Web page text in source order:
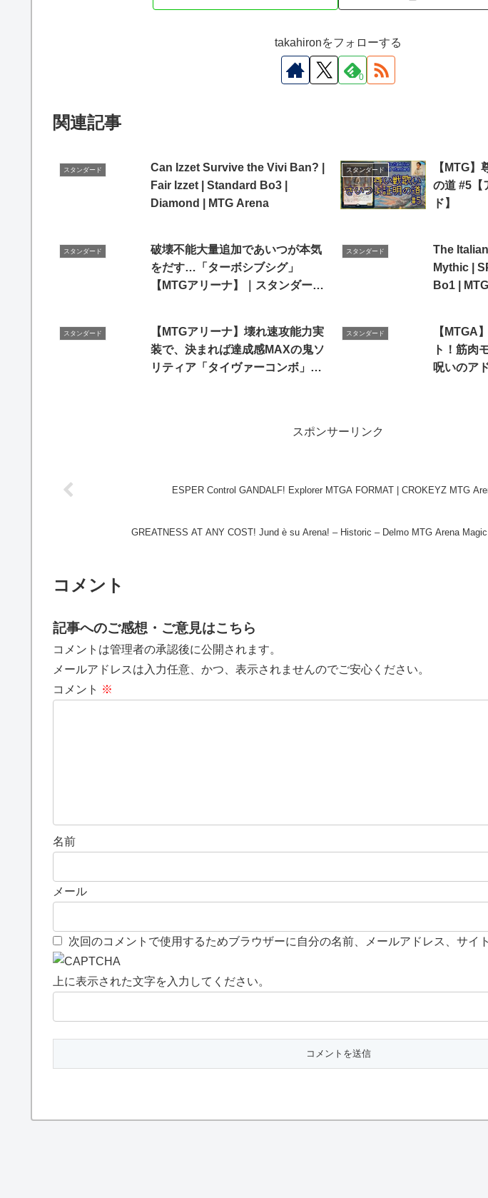
takahironをフォローする
0
関連記事
スタンダード
Can Izzet Survive the Vivi Ban? |
Fair Izzet | Standard Bo3 |
Diamond | MTG Arena
スタンダード
【MTG】
の道 #5【
ド】
スタンダード
破壊不能大量追加であいつが本気
をだす…「ターボシブシグ」
【MTGアリーナ】｜スタンダード
スタンダード
The
Mythic |
Bo1 |
スタンダード
【MTGアリーナ】壊れ速攻能力実
装で、決まれば達成感MAXの鬼ソ
リティア「タイヴァーコンボ」が
スタンダード
【MTGA
ト！筋肉
呪いのア
スポンサーリンク
ESPER Control GANDALF! Explorer MTGA FORMAT | CROKEYZ MTG
GREATNESS AT ANY COST! Jund è su Arena! – Historic – Delmo MTG Arena
コメント
記事へのご感想・ご意見はこちら
コメントは管理者の承認後に公開されます。
メールアドレスは入力任意、かつ、表示されませんのでご安心ください。
コメント ※
名前
メール
次回のコメントで使用するためブラウザーに自分の名前、メールアドレス、サイ
上に表示された文字を入力してください。